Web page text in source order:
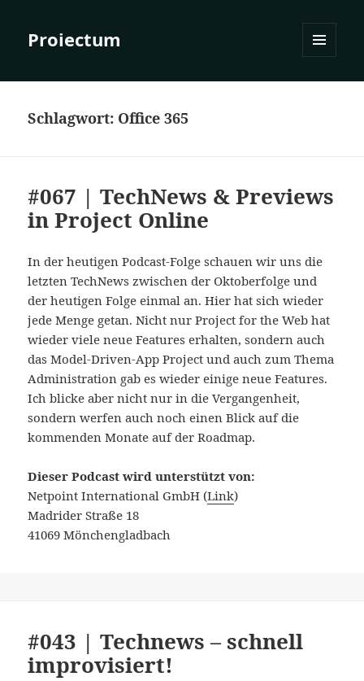
Proiectum
Schlagwort: Office 365
#067 | TechNews & Previews
in Project Online
In der heutigen Podcast-Folge schauen wir uns die
letzten TechNews zwischen der Oktoberfolge und
der heutigen Folge einmal an. Hier hat sich wieder
jede Menge getan. Nicht nur Project for the Web hat
wieder viele neue Features erhalten, sondern auch
das Model-Driven-App Project und auch zum Thema
Administration gab es wieder einige neue Features.
Ich blicke aber nicht nur in die Vergangenheit,
sondern werfen auch noch einen Blick auf die
kommenden Monate auf der Roadmap.
Dieser Podcast wird unterstützt von:
Netpoint International GmbH (Link)
Madrider Straße 18
41069 Mönchengladbach
#043 | Technews – schnell
improvisiert!